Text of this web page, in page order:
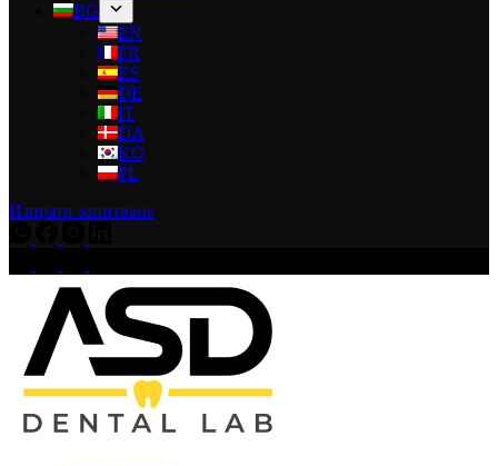
BG
EN
FR
ES
DE
IT
DA
KO
PL
Изпрати запитване